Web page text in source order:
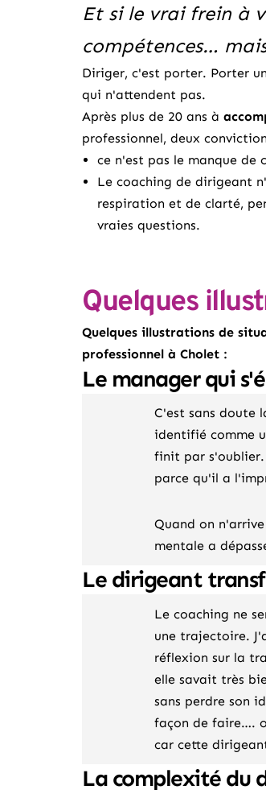
Et si le vrai frein à
compétences…
Diriger, c'est porter. Porter
qui n'attendent pas.
Après plus de 20 ans à
professionnel, deux
ce n'est pas le manque de
Lecoaching de dirigeant
respiration et de clarté,
vraies questions.
Quelques
Quelques illustrations de
professionnel à Cholet :
Le manager qui
C'est sans doute
identifié comme
finit par s'oublier.
parce qu'il a
Quand on
mentale a
Le dirigeant
Le coaching ne
une trajectoire.
réflexion sur la
elle savait très
sans perdre son
façon de faire….
car cette
La complexité du